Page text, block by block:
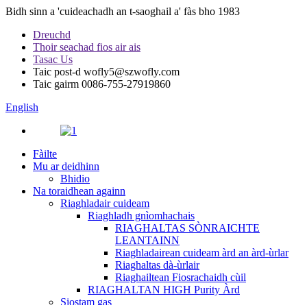
Bidh sinn a 'cuideachadh an t-saoghail a' fàs bho 1983
Dreuchd
Thoir seachad fios air ais
Tasac Us
Taic post-d wofly5@szwofly.com
Taic gairm 0086-755-27919860
English
Fàilte
Mu ar deidhinn
Bhidio
Na toraidhean againn
Riaghladair cuideam
Riaghladh gnìomhachais
RIAGHALTAS SÒNRAICHTE
LEANTAINN
Riaghladairean cuideam àrd an àrd-ùrlar
Riaghaltas dà-ùrlair
Riaghailtean Fiosrachaidh cùil
RIAGHALTAN HIGH Purity Àrd
Siostam gas